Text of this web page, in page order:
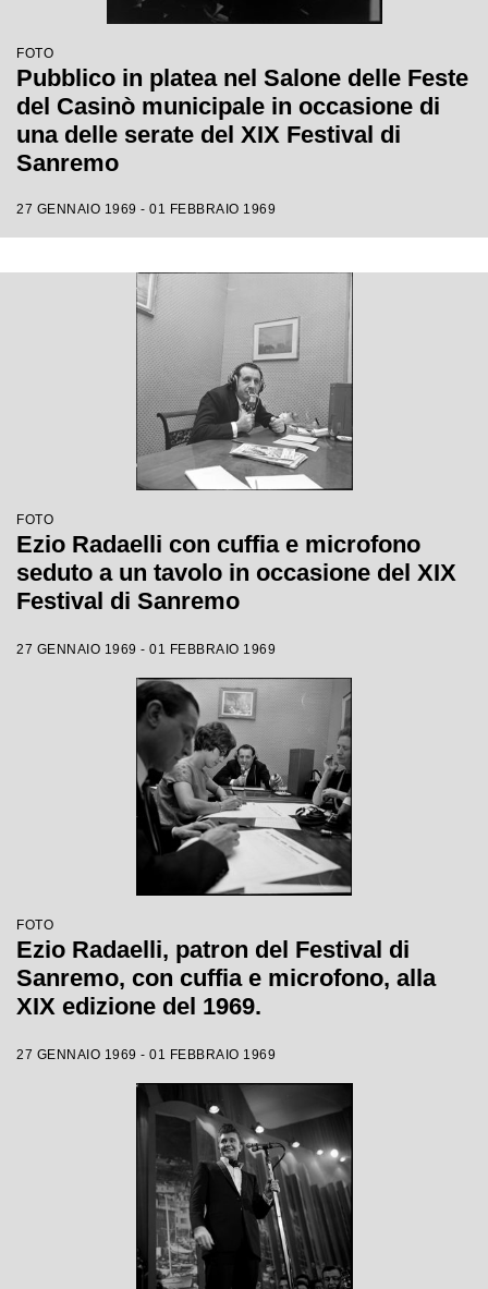
FOTO
Pubblico in platea nel Salone delle Feste
del Casinò municipale in occasione di
una delle serate del XIX Festival di
Sanremo
27 GENNAIO 1969 - 01 FEBBRAIO 1969
FOTO
Ezio Radaelli con cuffia e microfono
seduto a un tavolo in occasione del XIX
Festival di Sanremo
27 GENNAIO 1969 - 01 FEBBRAIO 1969
FOTO
Ezio Radaelli, patron del Festival di
Sanremo, con cuffia e microfono, alla
XIX edizione del 1969.
27 GENNAIO 1969 - 01 FEBBRAIO 1969